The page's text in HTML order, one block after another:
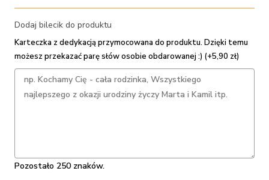
Dodaj bilecik do produktu
Karteczka z dedykacją przymocowana do produktu. Dzięki temu
możesz przekazać parę słów osobie obdarowanej :) (+5,90 zł)
Pozostało 250 znaków.